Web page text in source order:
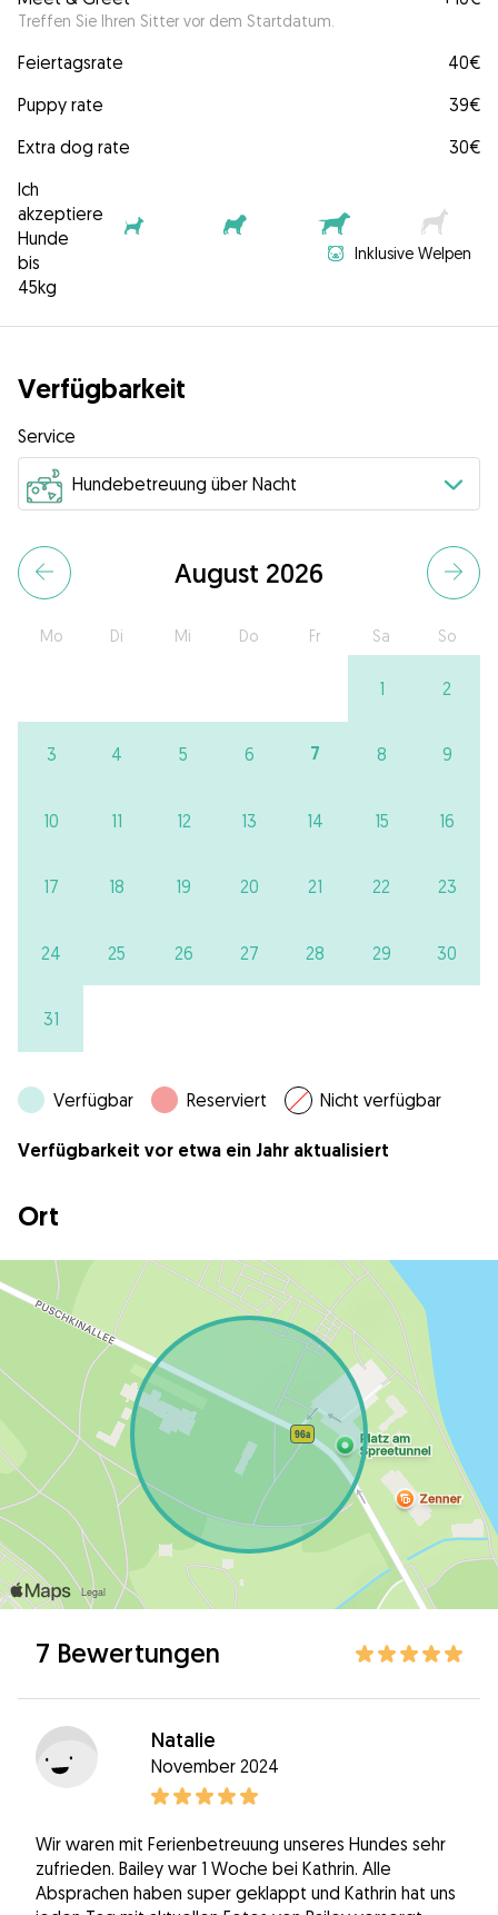
Treffen Sie Ihren Sitter vor dem Startdatum.
Feiertagsrate
40€
Puppy rate
39€
Extra dog rate
30€
Ich
akzeptiere
Hunde
bis
45kg
Inklusive Welpen
Verfügbarkeit
Service
August 2026
Mo Di Mi Do Fr Sa So
1 2
3 4 5 6 7 8 9
10 11 12 13 14 15 16
17 18 19 20 21 22 23
24 25 26 27 28 29 30
31
Verfügbar Reserviert Nicht verfügbar
Verfügbarkeit vor etwa ein Jahr aktualisiert
Ort
7 Bewertungen
Natalie
November 2024
Wir waren mit Ferienbetreuung unseres Hundes sehr
zufrieden. Bailey war 1 Woche bei Kathrin. Alle
Absprachen haben super geklappt und Kathrin hat uns